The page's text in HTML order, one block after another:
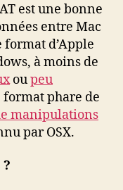
est une bonne
entre Mac
format d’Apple
à moins de
oupeu
format phare de
manipulations
par OSX.